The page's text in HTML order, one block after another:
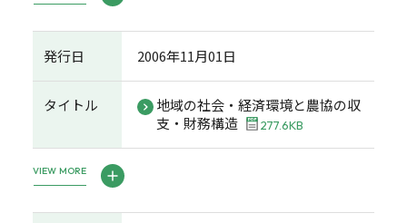
発行日 2006年11月01日
タイトル
地域の社会・経済環境と農協の収
支・財務構造
277.6KB
VIEW MORE